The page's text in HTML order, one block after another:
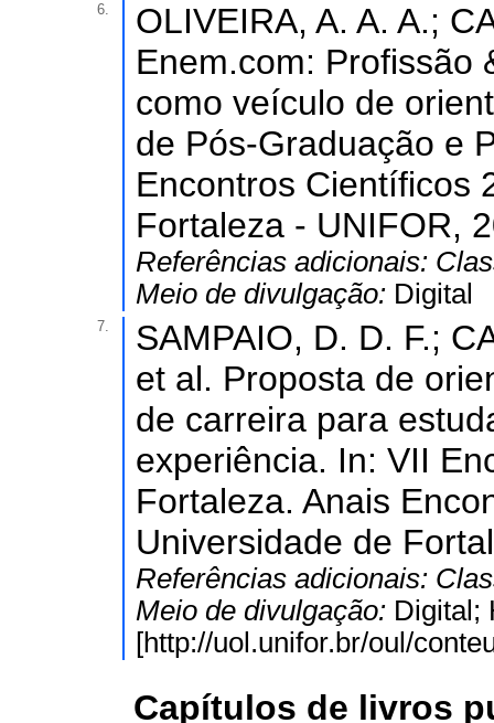
6.
OLIVEIRA, A. A. A.;
Enem.com: Profissão
como veículo de
de Pós-Graduação e
Encontros Científicos
Fortaleza - UNIFOR,
Referências adicionais:
Meio de divulgação: Digital
7.
SAMPAIO, D. D. F.;
et al. Proposta de
de carreira para
experiência. In: VII
Fortaleza. Anais
Universidade de
Referências adicionais:
Meio de divulgação: Digital;
[http://uol.unifor.br/oul/
Capítulos de livros